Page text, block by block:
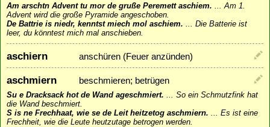
Am arschtn Advent tu mor de gruße Peremett aschiem.
Am 1.
Advent wird die große Pyramide angeschoben.
De Battrie is niedr, kenntst miech mol aschiem.
Die Batterie ist
leer, du könntest mich mal anschieben.
aschiern anschüren (Feuer anzünden)
aschmiern beschmieren; betrügen
Su e Dracksack hot de Wand ageschmiert.
So ein Schmutzfink hat
die Wand beschmiert.
S is ne Frechhaat, wie se de Leit heitzetog aschmiern.
Es ist eine
Frechheit, wie die Leute heutzutage betrogen werden.